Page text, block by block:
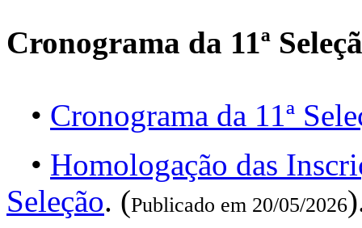
Cronograma da 11ª
• Cronograma da 11ª
• Homologação das
Seleção. (Publicado em 20/05/2026